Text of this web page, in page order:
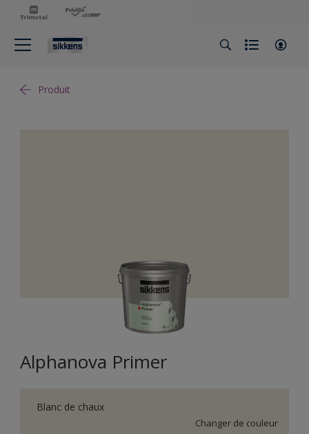
Produit
Alphanova Primer
Blanc de chaux
Changer de couleur